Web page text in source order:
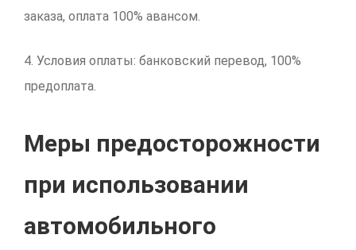
заказа, оплата 100% авансом.
4. Условия оплаты: банковский перевод, 100%
предоплата.
Меры предосторожности
при использовании
автомобильного